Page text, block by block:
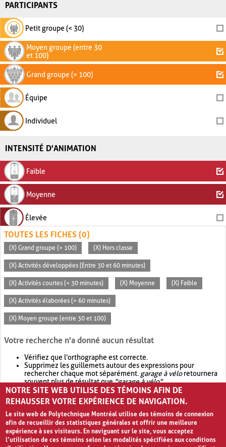
PARTICIPANTS
Petit groupe (< 30)
Moyen groupe (entre 30
et 100)
Grand groupe (> 100)
Équipe
Individuel
INTENSITÉ D'ANIMATION
Faible
Moyenne
Élevée
TOUTES LES FICHES (0)
(X) Grand groupe (> 100) (X) Hors classe
(X) Activités développées (Entre 30 et 60 minutes)
(X) Activités courtes (< 30 minutes) (X) Moyenne (X) Faible
(X) Activités élaborées (> 60 minutes)
(X) Moyen groupe (entre 30 et 100)
Votre recherche n'a donné aucun résultat
Vérifiez que l'orthographe est correcte.
Supprimez les guillemets autour des expressions pour
rechercher chaque mot séparément. garage à véloretournera
souvent plus de résultat que"garage à vélo".
Envisagez d'élargir votre recherche avec OR.garage OR vélo
retournera souvent plus de résultat quegarage à vélo
NOTRE SITE WEB UTILISE DES TÉMOINS AFIN DE
REHAUSSER VOTRE EXPÉRIENCE DE NAVIGATION.
Le site web de Polytechnique Montréal utilise des témoins de connexion
afin de recueillir des statistiques générales et offrir une meilleure
expérience à ses visiteurs. En naviguant sur le site, vous acceptez
l’utilisation de ces témoins selon les modalités spécifiées aux conditions